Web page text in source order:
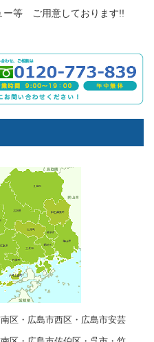
ー等 ご用意しております!!
区・広島市西区・広島市安芸